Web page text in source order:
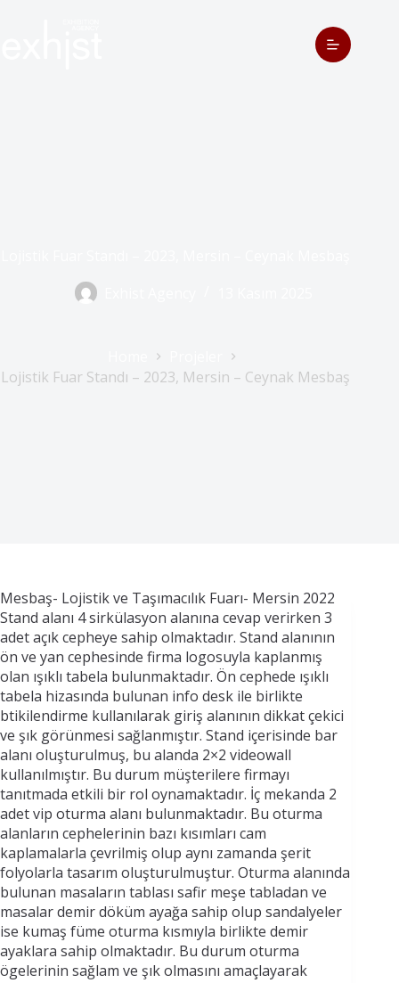
Lojistik Fuar Standı – 2023, Mersin – Ceynak Mesbaş
Mesbaş- Lojistik ve Taşımacılık Fuarı- Mersin 2022
Stand alanı 4 sirkülasyon alanına cevap verirken 3
adet açık cepheye sahip olmaktadır. Stand alanının
ön ve yan cephesinde firma logosuyla kaplanmış
olan ışıklı tabela bulunmaktadır. Ön cephede ışıklı
tabela hizasında bulunan info desk ile birlikte
btikilendirme kullanılarak giriş alanının dikkat çekici
ve şık görünmesi sağlanmıştır. Stand içerisinde bar
alanı oluşturulmuş, bu alanda 2×2 videowall
kullanılmıştır. Bu durum müşterilere firmayı
tanıtmada etkili bir rol oynamaktadır. İç mekanda 2
adet vip oturma alanı bulunmaktadır. Bu oturma
alanların cephelerinin bazı kısımları cam
kaplamalarla çevrilmiş olup aynı zamanda şerit
folyolarla tasarım oluşturulmuştur. Oturma alanında
bulunan masaların tablası safir meşe tabladan ve
masalar demir döküm ayağa sahip olup sandalyeler
ise kumaş füme oturma kısmıyla birlikte demir
ayaklara sahip olmaktadır. Bu durum oturma
ögelerinin sağlam ve şık olmasını amaçlayarak